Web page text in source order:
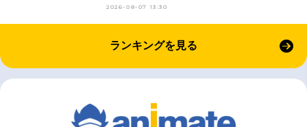
2026-08-07 13:30
ランキングを見る